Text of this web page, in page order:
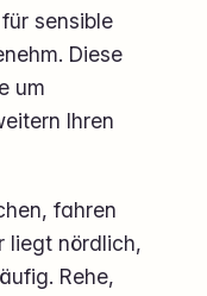
sensible
Diese
um
Ihren
fahren
liegt nördlich,
Rehe,